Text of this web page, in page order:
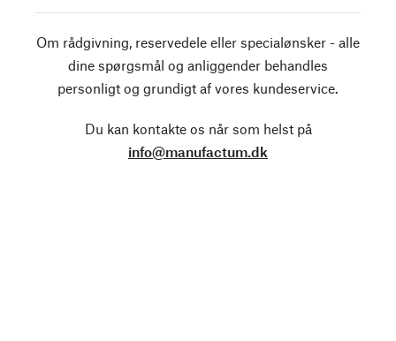
Om rådgivning, reservedele eller specialønsker - alle
dine spørgsmål og anliggender behandles
personligt og grundigt af vores kundeservice.
Du kan kontakte os når som helst på
info@manufactum.dk